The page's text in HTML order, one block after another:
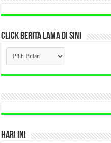
CLICK BERITA LAMA DI SINI
CLICK
BERITA
LAMA
DI
HARI INI